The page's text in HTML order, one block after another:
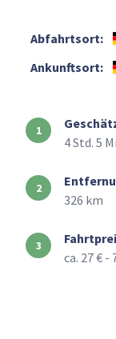
Abfahrtsort:
Ankunftsort:
4 Std. 5
326 km
ca. 27 € -